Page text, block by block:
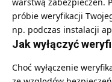
próbie weryfikacji
np. podczas instalacji
Jak wyłączyć
Choć wyłączenie